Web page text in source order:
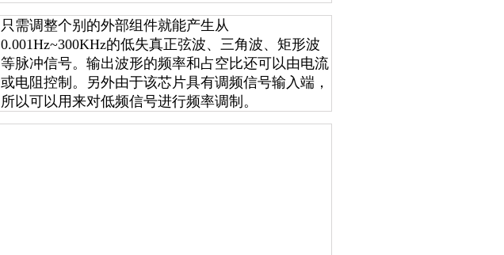
只需调整个别的外部组件就能产生从
0.001Hz~300KHz的低失真正弦波、三角波、矩形波
等脉冲信号。输出波形的频率和占空比还可以由电流
或电阻控制。另外由于该芯片具有调频信号输入端，
所以可以用来对低频信号进行频率调制。